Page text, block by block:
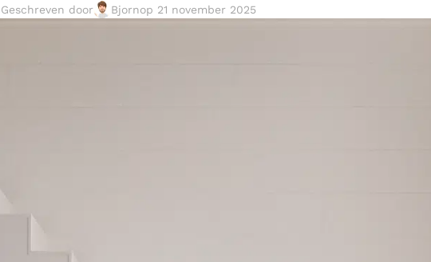
Geschreven door Bjornop 21 november 2025